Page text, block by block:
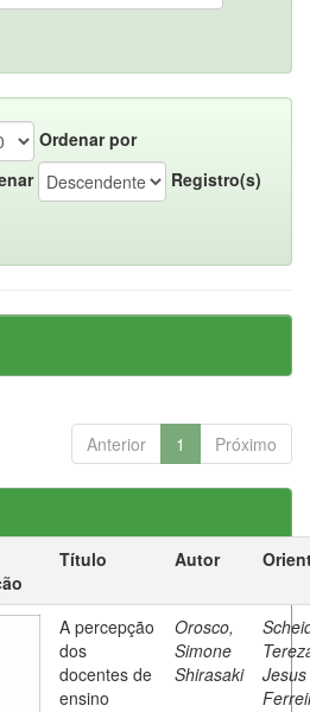
Ordenar por
Registro(s)
Anterior 1 Próximo
Título Autor
A percepção
dos
docentes de
ensino
Orosco,
Simone
Shirasaki
Jesus